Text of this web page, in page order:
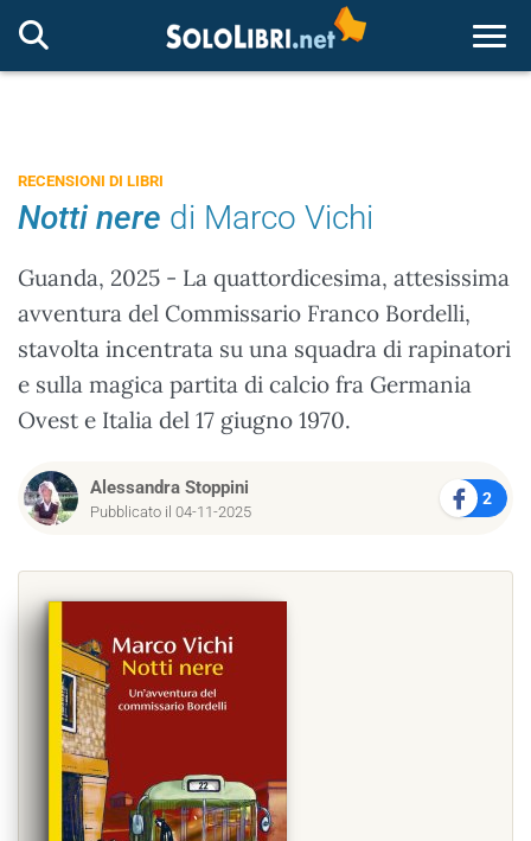
RECENSIONI DI LIBRI
Notti nere di Marco Vichi
Guanda, 2025 - La quattordicesima, attesissima
avventura del Commissario Franco Bordelli,
stavolta incentrata su una squadra di rapinatori
e sulla magica partita di calcio fra Germania
Ovest e Italia del 17 giugno 1970.
Alessandra Stoppini
Pubblicato il 04-11-2025
2